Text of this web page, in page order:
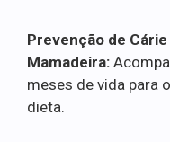
Prevenção de Cárie
Mamadeira:
meses de vida para
dieta.